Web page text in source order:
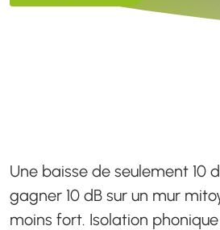
Une baisse de seulement 10
gagner 10 dB sur un mur
moins fort. Isolation